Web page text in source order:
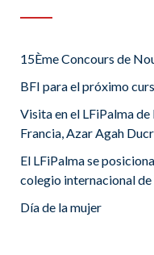
15Ème Concours de
BFI para el próximo
Visita en el LFiPalma
Francia, Azar Agah
El LFiPalma se
colegio internacional de
Día de la mujer